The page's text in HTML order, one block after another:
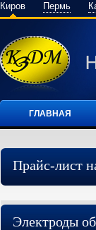
Киров Пермь
ГЛАВНАЯ
Прайс-лист
Электроды